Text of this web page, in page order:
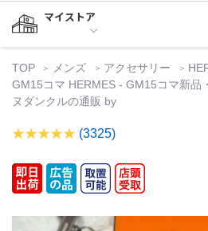
マイストア
TOP メンズ アクセサリー
GM15コマ HERMES - GM15コマ新品
ヌダンクルの通販 by
(3325)